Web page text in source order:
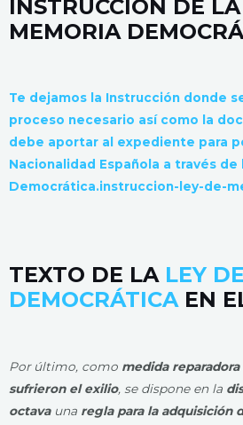
INSTRUCCIÓN DE
MEMORIA
Te dejamos la Instrucción donde
proceso necesario así como la
debe aportar al expediente para
Nacionalidad Española a través de
Democrática.instruccion-ley-de-
TEXTO DE LA LEY
DEMOCRÁTICAEN
Por último, como medida
sufrieron el exilio, se dispone en la
octavauna regla para la adquisición